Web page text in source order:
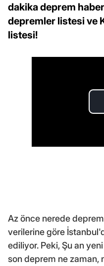
dakika deprem
depremler listesi ve
listesi!
Az önce nerede
verilerine göre
ediliyor. Peki, Şu an
son deprem ne zaman,